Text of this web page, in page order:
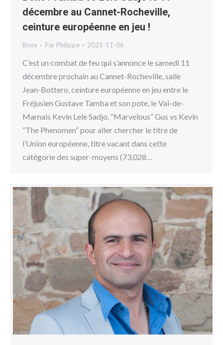
décembre au Cannet-Rocheville,
ceinture européenne en jeu !
Boxe Par Philippe 2021-11-06
C’est un combat de feu qui s’annonce le samedi 11
décembre prochain au Cannet-Rocheville, salle
Jean-Bottero, ceinture européenne en jeu entre le
Fréjusien Gustave Tamba et son pote, le Val-de-
Marnais Kevin Lele Sadjo. “Marvelous“ Gus vs Kevin
“The Phenomen“ pour aller chercher le titre de
l’Union européenne, titre vacant dans cette
catégorie des super-moyens (73,028…